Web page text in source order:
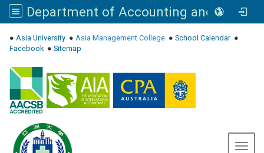
Department of Accounting and Information Systems, Asia University
● Asia University ● Asia Management College ● School Calendar●
Facebook● Sitemap